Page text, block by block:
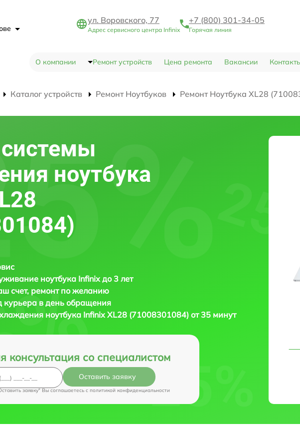
ул. Воровского, 77
Адрес сервисного центра Infinix
+7 (800) 301-34-05
Горячая линия
О компании Ремонт устройств Цена ремонта Вакансии
Каталог устройств Ремонт Ноутбуков Ремонт Ноутбука XL28
ноутбука
ноутбука Infinix до 3 лет
счет, ремонт по желанию
курьера в день обращения
ноутбука Infinix XL28 (71008301084) от 35 минут
консультация со специалистом
Оставить заявку
заявку" Вы соглашаетесь c политикой конфиденциальности